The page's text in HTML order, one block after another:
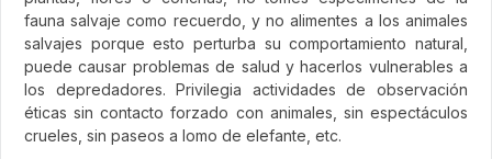
fauna salvaje como recuerdo, y no alimentes a los animales
salvajes porque esto perturba su comportamiento natural,
puede causar problemas de salud y hacerlos vulnerables a
los depredadores. Privilegia actividades de observación
éticas sin contacto forzado con animales, sin espectáculos
crueles, sin paseos a lomo de elefante, etc.